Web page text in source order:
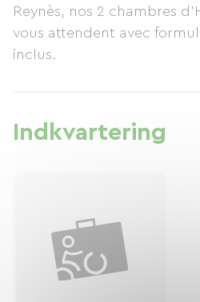
er også et dedikeret
rute, kun 200 meter fra
til at byde dig velkommen;
Reynès, nos 2 chambres d'Hôtes indépendantes
vous attendent avec
inclus.
Indkvartering